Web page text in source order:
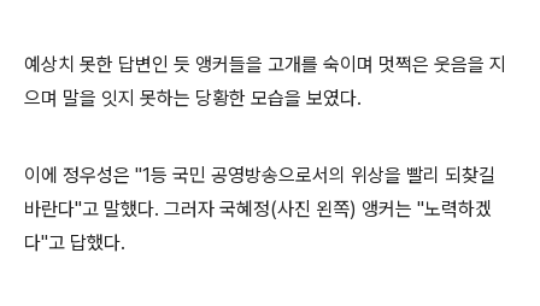
예상치 못한 답변인 듯 앵커들을 고개를 숙이며 멋쩍은 웃음을 지
으며 말을 잇지 못하는 당황한 모습을 보였다.
이에 정우성은 "1등 국민 공영방송으로서의 위상을 빨리 되찾길
바란다"고 말했다. 그러자 국혜정(사진 왼쪽) 앵커는 "노력하겠
다"고 답했다.